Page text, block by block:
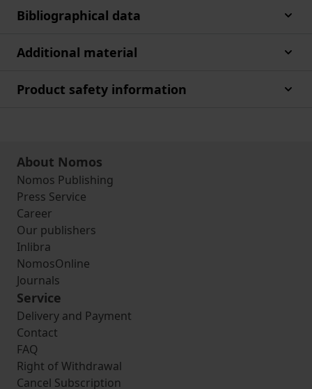
Bibliographical data
Additional material
Product safety information
About Nomos
Nomos Publishing
Press Service
Career
Our publishers
Inlibra
NomosOnline
Journals
Service
Delivery and Payment
Contact
FAQ
Right of Withdrawal
Cancel Subscription